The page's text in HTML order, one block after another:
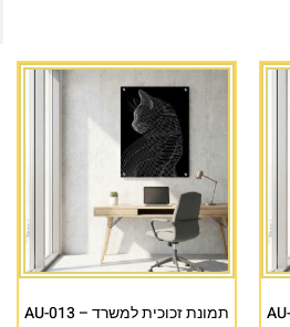
תמונת זכוכית למשרד – AU-013